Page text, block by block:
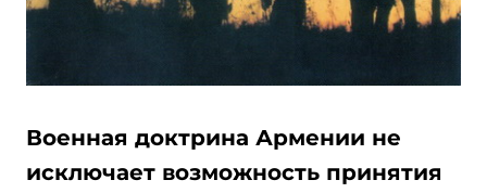
Военная доктрина Армении не
исключает возможность принятия